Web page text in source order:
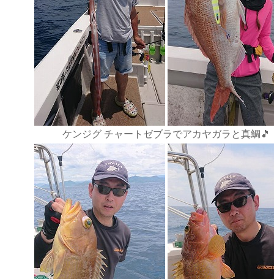
ケンジグ チャートゼブラでアカヤガラと真鯛🎵